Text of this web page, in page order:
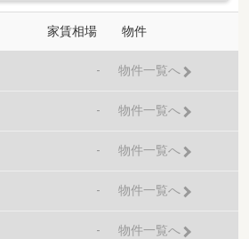
家賃相場 物件
- 物件一覧へ
- 物件一覧へ
- 物件一覧へ
- 物件一覧へ
- 物件一覧へ